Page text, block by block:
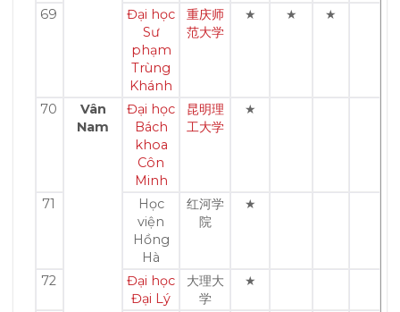
69
Đại học
Sư
phạm
Trùng
Khánh
重庆师
范大学
★ ★ ★
70
Vân
Nam
Đại học
Bách
khoa
Côn
Minh
昆明理
工大学
★
71
Học
viện
Hồng
Hà
红河学
院
★
72
Đại học
Đại Lý
大理大
学
★